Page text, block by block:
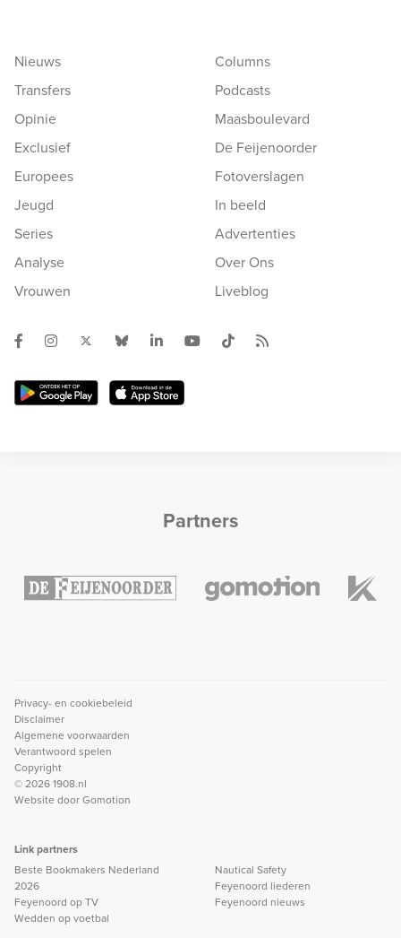
Nieuws
Transfers
Opinie
Exclusief
Europees
Jeugd
Series
Analyse
Vrouwen
Columns
Podcasts
Maasboulevard
De Feijenoorder
Fotoverslagen
In beeld
Advertenties
Over Ons
Liveblog
Partners
Privacy- en cookiebeleid
Disclaimer
Algemene voorwaarden
Verantwoord spelen
Copyright
© 2026 1908.nl
Website doorGomotion
Link partners
Beste Bookmakers Nederland
2026
Feyenoord op TV
Wedden op voetbal
Nautical Safety
Feyenoord liederen
Feyenoord nieuws